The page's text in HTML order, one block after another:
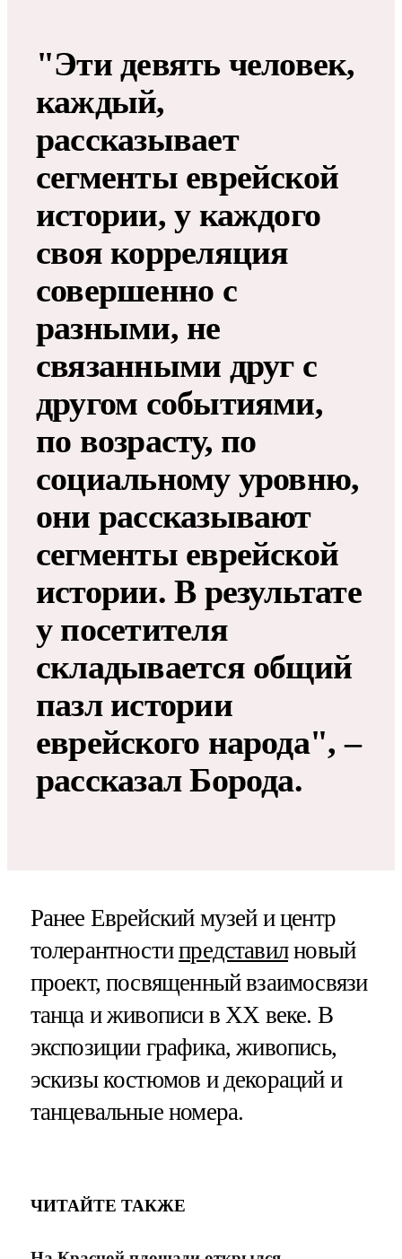
"Эти девять человек,
каждый,
рассказывает
сегменты еврейской
истории, у каждого
своя корреляция
совершенно с
разными, не
связанными друг с
другом событиями,
по возрасту, по
социальному уровню,
они рассказывают
сегменты еврейской
истории. В результате
у посетителя
складывается общий
пазл истории
еврейского народа", –
рассказал Борода.
Ранее Еврейский музей и центр
толерантностипредставилновый
проект, посвященный взаимосвязи
танца и живописи в XX веке. В
экспозиции графика, живопись,
эскизы костюмов и декораций и
танцевальные номера.
ЧИТАЙТЕ ТАКЖЕ